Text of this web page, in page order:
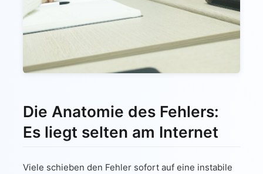
Die Anatomie des Fehlers:
Es liegt selten am Internet
Viele schieben den Fehler sofort auf eine instabile